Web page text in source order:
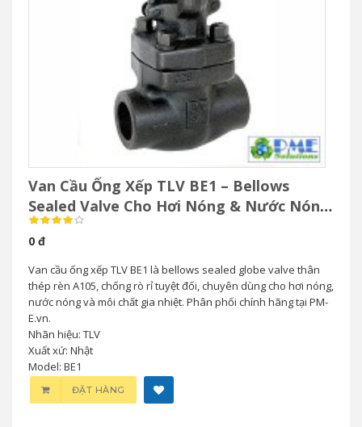
Van Cầu Ống Xếp TLV BE1 – Bellows
Sealed Valve Cho Hơi Nóng & Nước Nóng
Áp Suất Cao
0 đ
Van cầu ống xếp TLV BE1 là bellows sealed globe valve thân
thép rèn A105, chống rò rỉ tuyệt đối, chuyên dùng cho hơi nóng,
nước nóng và môi chất gia nhiệt. Phân phối chính hãng tại PM-
E.vn.
Nhãn hiệu: TLV
Xuất xứ: Nhật
Model: BE1
ĐẶT HÀNG